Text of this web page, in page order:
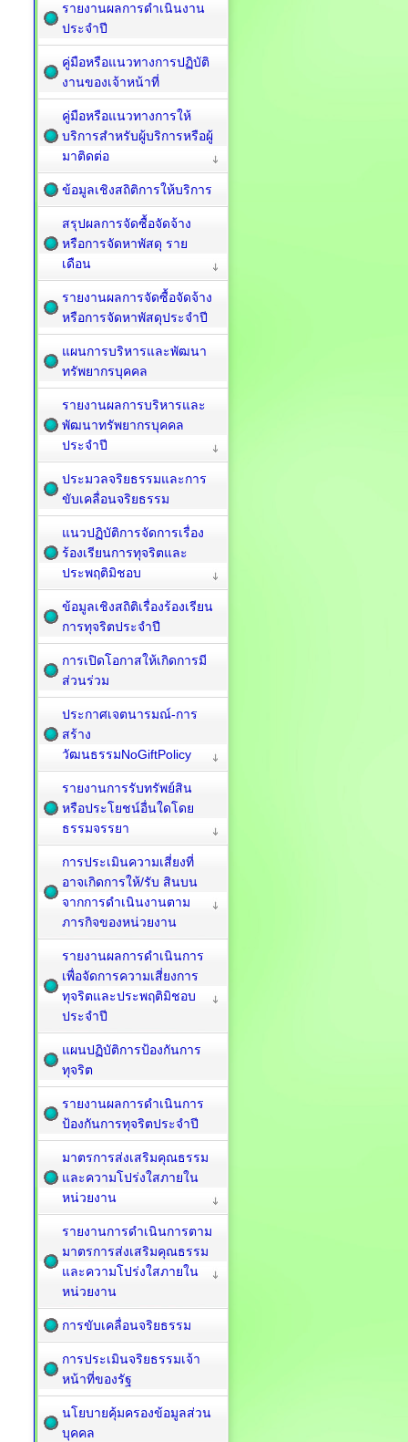
รายงานผลการดำเนินงาน
ประจำปี
คู่มือหรือแนวทางการปฏิบัติ
งานของเจ้าหน้าที่
คู่มือหรือแนวทางการให้
บริการสำหรับผู้บริการหรือผู้
มาติดต่อ
ข้อมูลเชิงสถิติการให้บริการ
สรุปผลการจัดซื้อจัดจ้าง
หรือการจัดหาพัสดุ ราย
เดือน
รายงานผลการจัดซื้อจัดจ้าง
หรือการจัดหาพัสดุประจำปี
แผนการบริหารและพัฒนา
ทรัพยากรบุคคล
รายงานผลการบริหารและ
พัฒนาทรัพยากรบุคคล
ประจำปี
ประมวลจริยธรรมและการ
ขับเคลื่อนจริยธรรม
แนวปฏิบัติการจัดการเรื่อง
ร้องเรียนการทุจริตและ
ประพฤติมิชอบ
ข้อมูลเชิงสถิติเรื่องร้องเรียน
การทุจริตประจำปี
การเปิดโอกาสให้เกิดการมี
ส่วนร่วม
ประกาศเจตนารมณ์-การ
สร้าง
วัฒนธรรมNoGiftPolicy
รายงานการรับทรัพย์สิน
หรือประโยชน์อื่นใดโดย
ธรรมจรรยา
การประเมินความเสี่ยงที่
อาจเกิดการให้/รับ สินบน
จากการดำเนินงานตาม
ภารกิจของหน่วยงาน
รายงานผลการดำเนินการ
เพื่อจัดการความเสี่ยงการ
ทุจริตและประพฤติมิชอบ
ประจำปี
แผนปฏิบัติการป้องกันการ
ทุจริต
รายงานผลการดำเนินการ
ป้องกันการทุจริตประจำปี
มาตรการส่งเสริมคุณธรรม
และความโปร่งใสภายใน
หน่วยงาน
รายงานการดำเนินการตาม
มาตรการส่งเสริมคุณธรรม
และความโปร่งใสภายใน
หน่วยงาน
การขับเคลื่อนจริยธรรม
การประเมินจริยธรรมเจ้า
หน้าที่ของรัฐ
นโยบายคุ้มครองข้อมูลส่วน
บุคคล